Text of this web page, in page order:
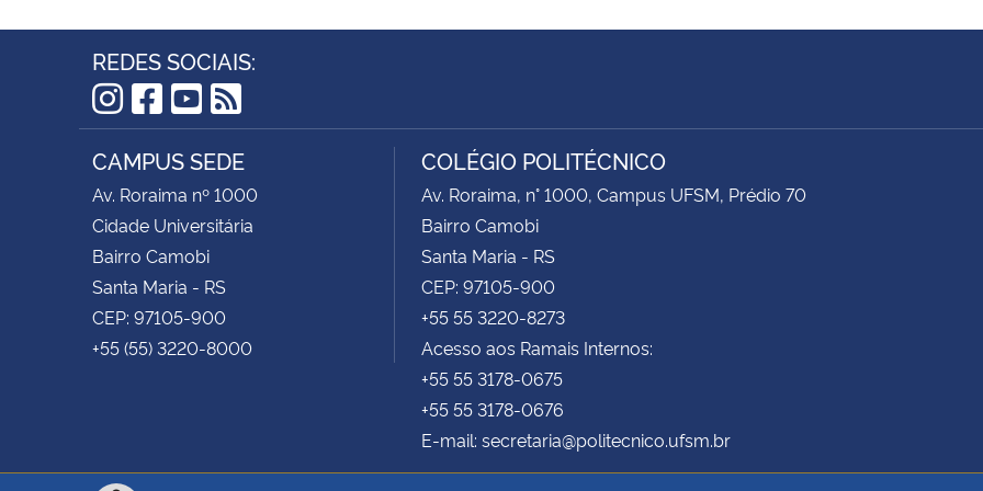
REDES SOCIAIS:
Instagram
Facebook
YouTube
RSS
CAMPUS SEDE
Av. Roraima nº 1000
Cidade Universitária
Bairro Camobi
Santa Maria - RS
CEP: 97105-900
+55 (55) 3220-8000
COLÉGIO POLITÉCNICO
Av. Roraima, n° 1000, Campus UFSM, Prédio 70
Bairro Camobi
Santa Maria - RS
CEP: 97105-900
+55 55 3220-8273
Acesso aos Ramais Internos:
+55 55 3178-0675
+55 55 3178-0676
E-mail: secretaria@politecnico.ufsm.br